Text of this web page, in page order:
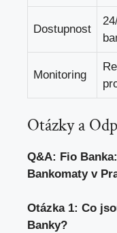
Dostupnost
Monitoring
Otázky a
Q&A: Fio
Bankomaty​ v
Otázka 1: Co
Banky?